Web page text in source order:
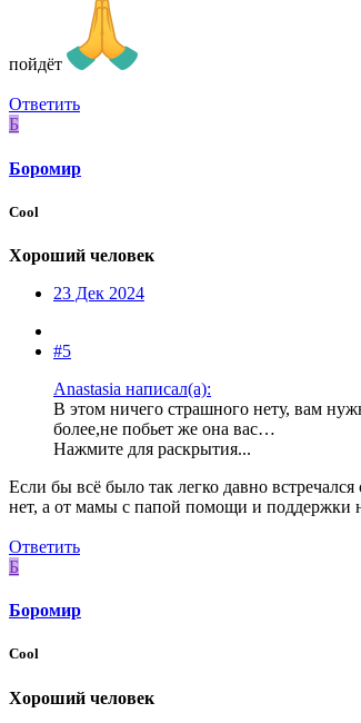
пойдёт
Ответить
Б
Боромир
Cool
Хороший человек
23 Дек 2024
#5
Anastasia написал(а):
В этом ничего страшного нету, вам
более,не побьет же она вас…
Нажмите для раскрытия...
Если бы всё было так легко давно
нет, а от мамы с папой помощи и поддержки
Ответить
Б
Боромир
Cool
Хороший человек